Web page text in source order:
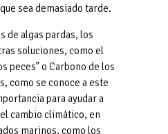
sea demasiado tarde.
de algas pardas, los
soluciones, como el
peces” o Carbono de los
como se conoce a este
para ayudar a
cambio climático, en
marinos, como los